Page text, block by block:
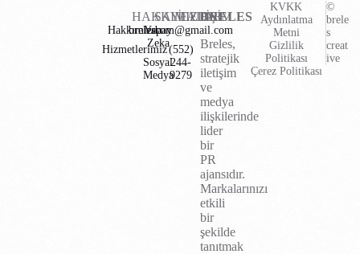
BRELES
Breles,
stratejik
iletişim
ve
medya
ilişkilerinde
lider
bir
PR
ajansıdır.
Markalarınızı
etkili
bir
şekilde
tanıtmak
HAKKIMIZDA
Hakkımızda
Hizmetlerimiz
SAYFALAR
Yapay
Zeka
Sosyal
Medya
İLETİŞİM
brelescom@gmail.com
(552)
244-
9279
©
brele
s
creat
ive
KVKK
Aydınlatma
Metni
Gizlilik
Politikası
Çerez Politikası